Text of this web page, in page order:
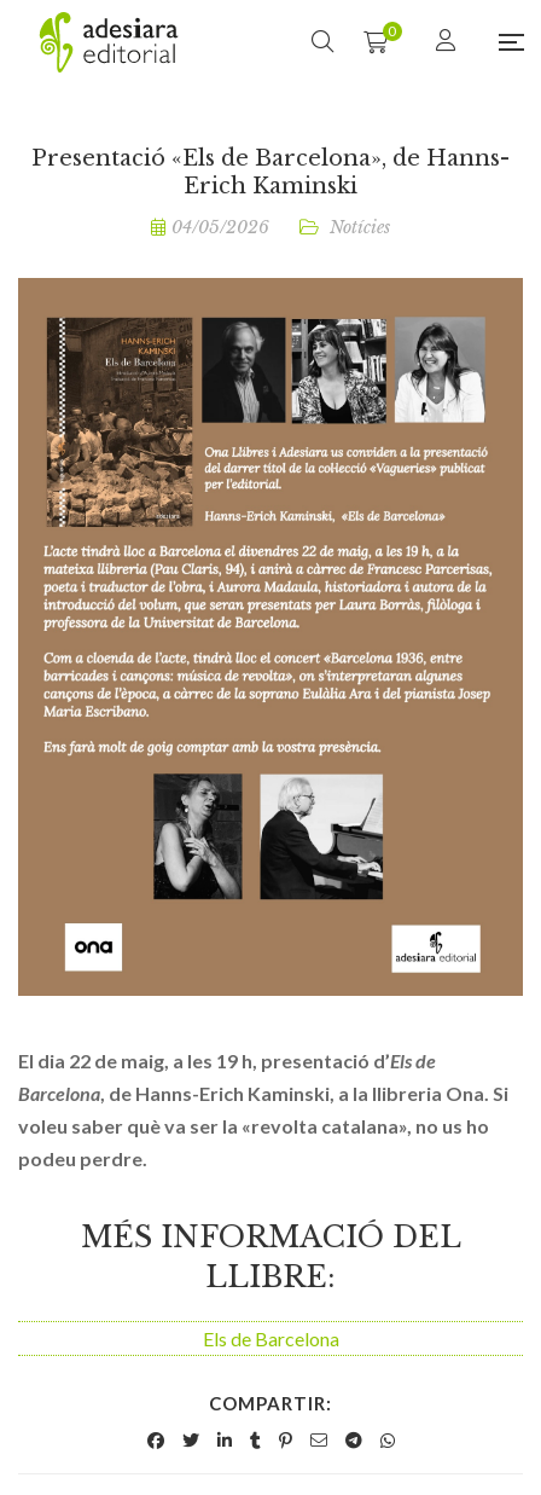
0
Presentació «Els de Barcelona», de Hanns-
Erich Kaminski
04/05/2026 Notícies
El dia 22 de maig, a les 19 h, presentació d’Els de
Barcelona, de Hanns-Erich Kaminski, a la llibreria Ona. Si
voleu saber què va ser la «revolta catalana», no us ho
podeu perdre.
MÉS INFORMACIÓ DEL
LLIBRE:
Els de Barcelona
COMPARTIR: